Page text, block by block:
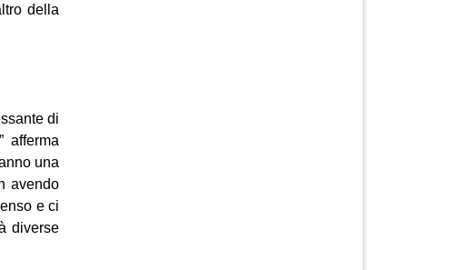
della
di
afferma
una
avendo
e ci
diverse